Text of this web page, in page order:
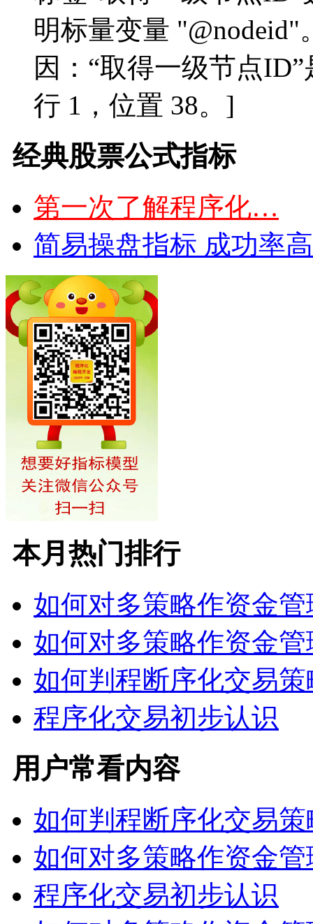
明标量变量
因：“取得一级节点
行 1，位置 38。]
经典股票公式指标
第一次了解程序化…
简易操盘指标 成功率
本月热门排行
如何对多策略作资金
如何对多策略作资金
如何判程断序化交易
程序化交易初步认识
用户常看内容
如何判程断序化交易
如何对多策略作资金
程序化交易初步认识